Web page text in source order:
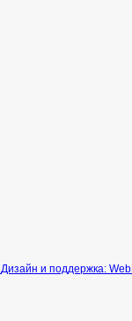
Дизайн и поддержка: